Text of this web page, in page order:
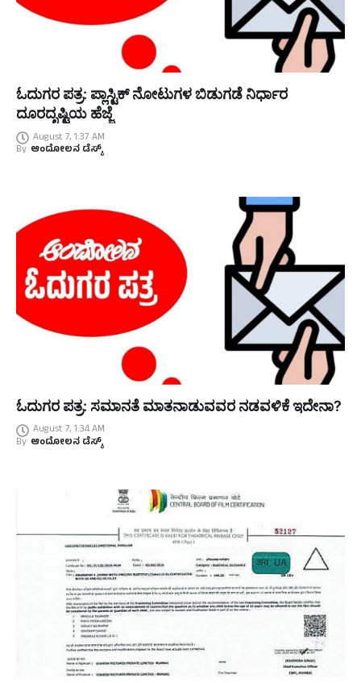
ಓದುಗರ ಪತ್ರ: ಪ್ಲಾಸ್ಟಿಕ್ ನೋಟುಗಳ ಬಿಡುಗಡೆ ನಿರ್ಧಾರ
ದೂರದೃಷ್ಟಿಯ ಹೆಜ್ಜೆ
August 7, 1:37 AM
By ಆಂದೋಲನ ಡೆಸ್ಕ್
ಓದುಗರ ಪತ್ರ: ಸಮಾನತೆ ಮಾತನಾಡುವವರ ನಡವಳಿಕೆ ಇದೇನಾ?
August 7, 1:34 AM
By ಆಂದೋಲನ ಡೆಸ್ಕ್